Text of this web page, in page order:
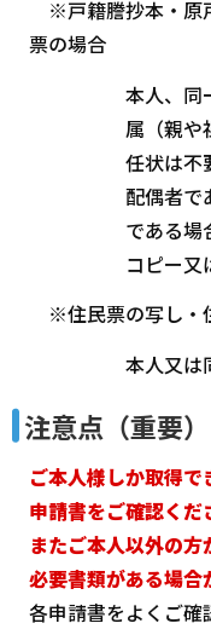
※戸籍謄抄本・原
票の場合
本人、同
属（親や
任状は不
配偶者で
である場
コピー又
※住民票の写し・
本人又は
注意点（重要）
ご本人様しか取得
申請書をご確認くだ
またご本人以外の
必要書類がある場合
各申請書をよくご